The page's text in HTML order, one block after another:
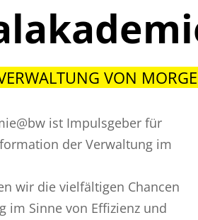
VON
ist Impulsgeber für
der Verwaltung im
wir die vielfältigen Chancen
im Sinne von Effizienz und